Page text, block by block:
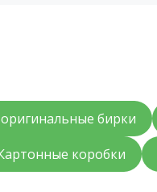
бирки
коробки